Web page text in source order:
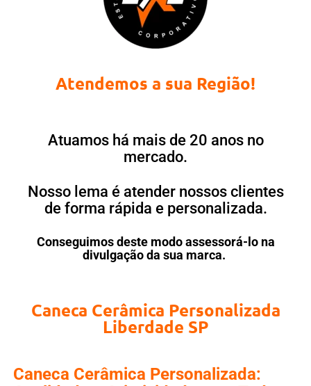
Atendemos a sua Região!
Atuamos há mais de 20 anos no
mercado.
Nosso lema é atender nossos clientes
de forma rápida e personalizada.
Conseguimos deste modo assessorá-lo na
divulgação da sua marca.
Caneca Cerâmica Personalizada
Liberdade SP
Caneca Cerâmica Personalizada: